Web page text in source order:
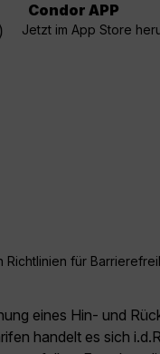
Condor APP
Jetzt im App Store
für
eines Hin- und
handelt es sich